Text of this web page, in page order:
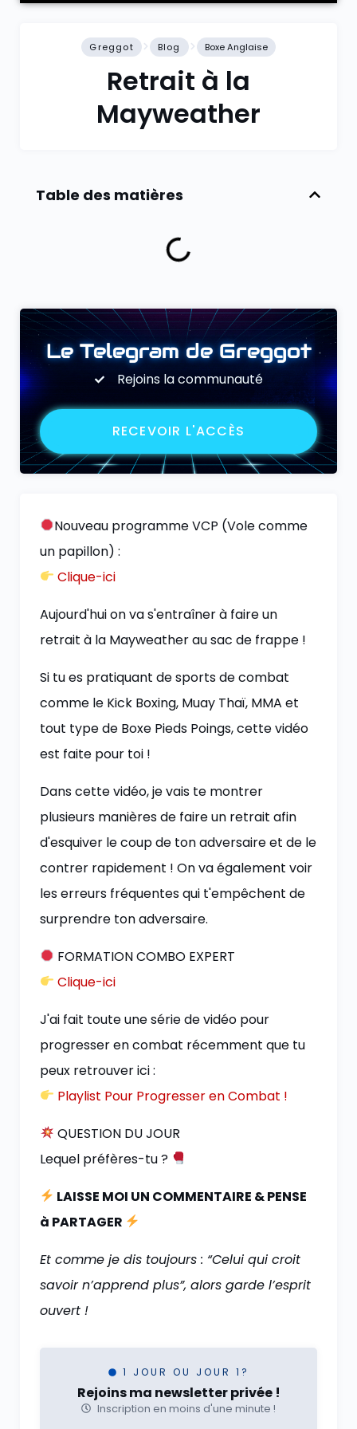
Greggot Blog Boxe Anglaise
Retrait à la
Mayweather
Nouveau programme VCP (Vole comme
un papillon) :
Clique-ici
Aujourd'hui on va s'entraîner à faire un
retrait à la Mayweather au sac de frappe !
Si tu es pratiquant de sports de combat
comme le Kick Boxing, Muay Thaï, MMA et
tout type de Boxe Pieds Poings, cette vidéo
est faite pour toi !
Dans cette vidéo, je vais te montrer
plusieurs manières de faire un retrait afin
d'esquiver le coup de ton adversaire et de le
contrer rapidement ! On va également voir
les erreurs fréquentes qui t'empêchent de
surprendre ton adversaire.
FORMATION COMBO EXPERT
Clique-ici
J'ai fait toute une série de vidéo pour
progresser en combat récemment que tu
peux retrouver ici :
Playlist Pour Progresser en Combat !
QUESTION DU JOUR
Lequel préfères-tu ?
LAISSE MOI UN COMMENTAIRE & PENSE
à PARTAGER
Et comme je dis toujours : “Celui qui croit
savoir n’apprend plus”, alors garde l’esprit
ouvert !
1 JOUR OU JOUR 1?
Rejoins ma newsletter privée !
Inscription en moins d'une minute !
Table des matières
Le Telegram de Greggot
Rejoins la communauté
RECEVOIR L'ACCÈS